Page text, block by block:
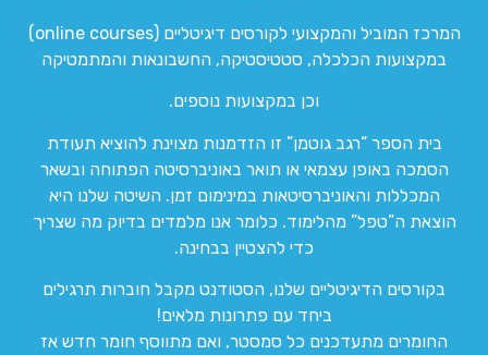
המרכז המוביל והמקצועי לקורסים דיגיטליים (online courses)
במקצועות הכלכלה, סטטיסטיקה, החשבונאות והמתמטיקה
וכן במקצועות נוספים.
בית הספר “רגב גוטמן” זו הזדמנות מצוינת להוציא תעודת
הסמכה באופן עצמאי או תואר באוניברסיטה הפתוחה ובשאר
המכללות והאוניברסיטאות במינימום זמן. השיטה שלנו היא
הוצאת ה”טפל” מהלימוד. כלומר אנו מלמדים בדיוק מה שצריך
כדי להצטיין בבחינה.
בקורסים הדיגיטליים שלנו, הסטודנט מקבל חוברות תרגילים
ביחד עם פתרונות מלאים!
החומרים מתעדכנים כל סמסטר, ואם מתווסף חומר חדש אז